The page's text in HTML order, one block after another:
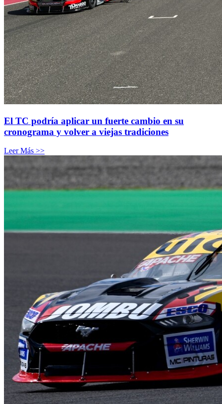
El TC podría aplicar un fuerte cambio en su
cronograma y volver a viejas tradiciones
Leer Más >>